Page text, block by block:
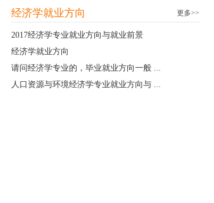
经济学就业方向 更多>>
2017经济学专业就业方向与就业前景
经济学就业方向
请问经济学专业的，毕业就业方向一般 ...
人口资源与环境经济学专业就业方向与 ...